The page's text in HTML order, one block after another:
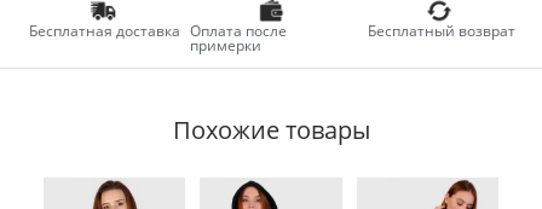
Бесплатная доставка Оплата после
примерки
Бесплатный возврат
Похожие товары